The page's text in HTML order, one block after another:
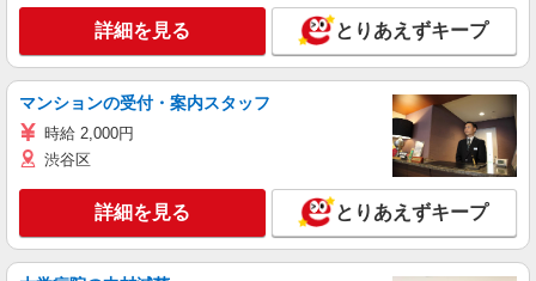
詳細を見る とりあえずキープ
マンションの受付・案内スタッフ
時給 2,000円
渋谷区
詳細を見る とりあえずキープ